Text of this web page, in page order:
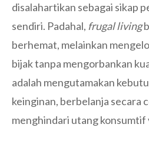
disalahartikan sebagai sikap
sendiri. Padahal, frugal living
berhemat, melainkan
bijak tanpa mengorbankan
adalah mengutamakan
keinginan, berbelanja secara
menghindari utang konsumtif